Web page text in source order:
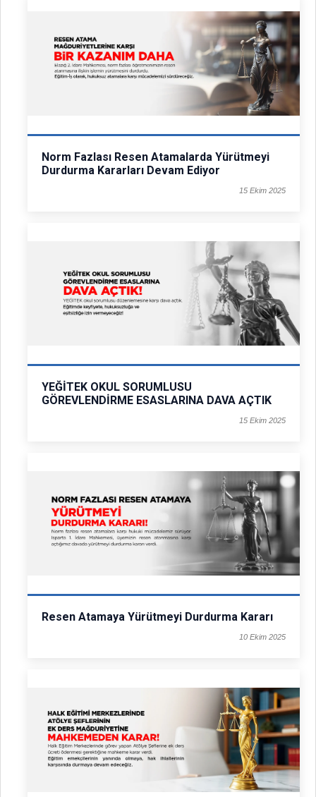
Norm Fazlası Resen Atamalarda Yürütmeyi
Durdurma Kararları Devam Ediyor
15 Ekim 2025
YEĞİTEK OKUL SORUMLUSU
GÖREVLENDİRME ESASLARINA DAVA AÇTIK
15 Ekim 2025
Resen Atamaya Yürütmeyi Durdurma Kararı
10 Ekim 2025